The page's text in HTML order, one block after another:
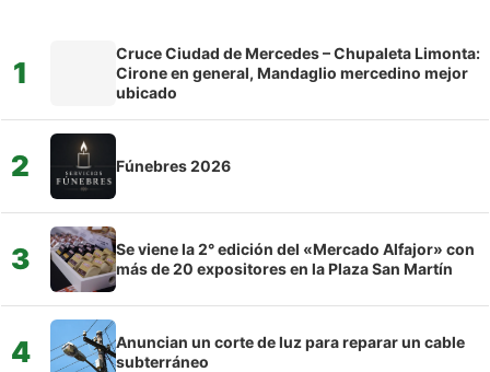
1
Cruce Ciudad de Mercedes – Chupaleta Limonta:
Cirone en general, Mandaglio mercedino mejor
ubicado
2 Fúnebres 2026
3
Se viene la 2° edición del «Mercado Alfajor» con
más de 20 expositores en la Plaza San Martín
4
Anuncian un corte de luz para reparar un cable
subterráneo